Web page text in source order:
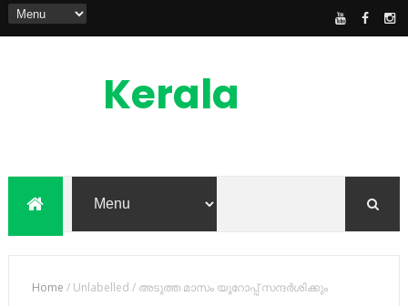
Kerala
Feed
Home /Unlabelled / അടുത്ത മാസം യൂറോപ്പ് സന്ദര്‍ശിക്കും